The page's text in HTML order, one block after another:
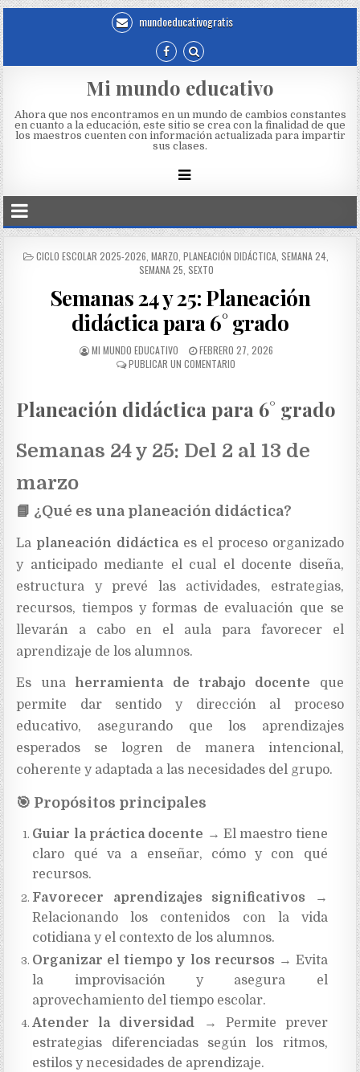
mundoeducativogratis
Mi mundo educativo
Ahora que nos encontramos en un mundo de cambios constantes
en cuanto a la educación, este sitio se crea con la finalidad de que
los maestros cuenten con información actualizada para impartir
sus clases.
CICLO ESCOLAR 2025-2026 MARZO PLANEACIÓN DIDÁCTICA SEMANA 24
SEMANA 25 SEXTO
Semanas 24 y 25: Planeación
didáctica para 6° grado
MI MUNDO EDUCATIVO
FEBRERO 27, 2026
PUBLICAR UN COMENTARIO
Planeación didáctica para 6° grado
Semanas 24 y 25: Del 2 al 13 de
marzo
📘 ¿Qué es una planeación didáctica?
La planeación didácticaes el proceso organizado
y anticipado mediante el cual el docente diseña,
estructura y prevé las actividades, estrategias,
recursos, tiempos y formas de evaluación que se
llevarán a cabo en el aula para favorecer el
aprendizaje de los alumnos.
Es una herramienta de trabajo docente que
permite dar sentido y dirección al proceso
educativo, asegurando que los aprendizajes
esperados se logren de manera intencional,
coherente y adaptada a las necesidades del grupo.
🎯 Propósitos principales
Guiar la práctica docente → El maestro tiene
claro qué va a enseñar, cómo y con qué
recursos.
Favorecer aprendizajes significativos →
Relacionando los contenidos con la vida
cotidiana y el contexto de los alumnos.
Organizar el tiempo y los recursos → Evita
la improvisación y asegura el
aprovechamiento del tiempo escolar.
Atender la diversidad → Permite prever
estrategias diferenciadas según los ritmos,
estilos y necesidades de aprendizaje.